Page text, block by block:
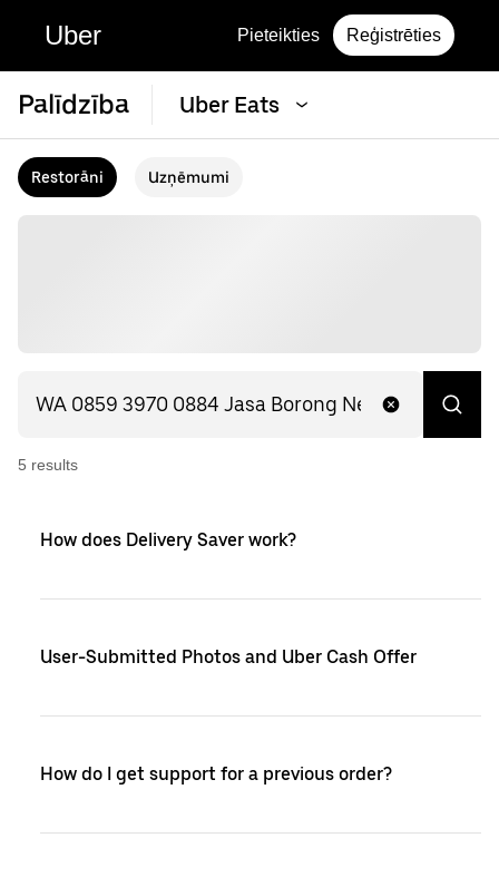
Uber Pieteikties Reģistrēties
Palīdzība Uber Eats
Restorāni Uzņēmumi
5 results
How does Delivery Saver work?
User-Submitted Photos and Uber Cash Offer
How do I get support for a previous order?